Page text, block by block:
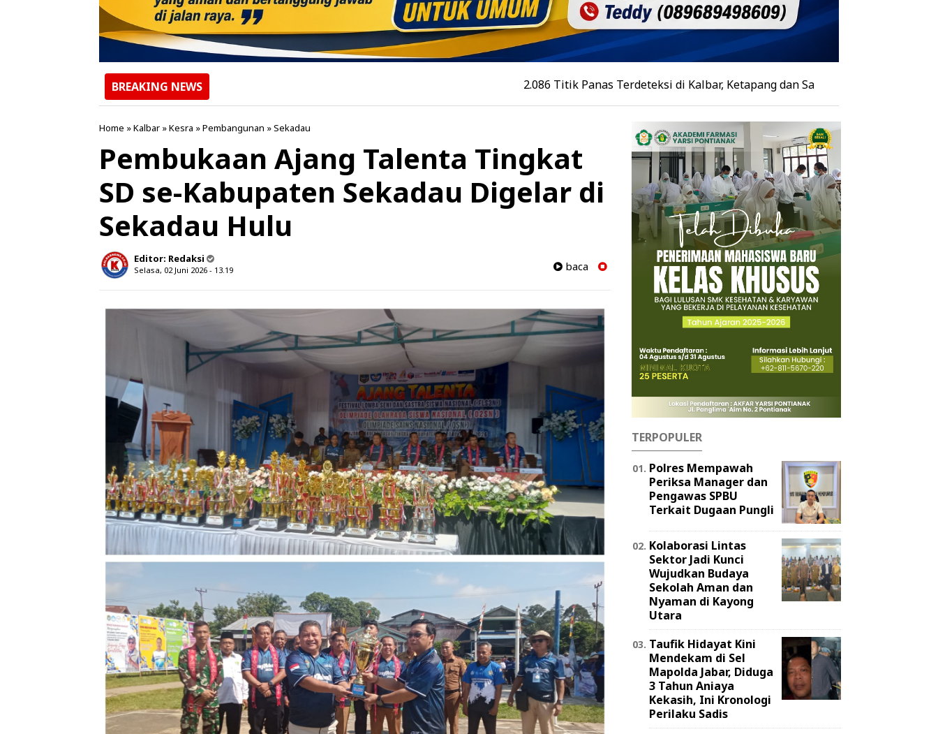
BREAKING NEWS 2.086 Titik Panas Terdeteksi di Kalbar, Ketapang dan Sanggau Jadi Daerah dengan Hotspot
Home »Kalbar »Kesra »Pembangunan »Sekadau
Pembukaan Ajang Talenta Tingkat
SD se-Kabupaten Sekadau Digelar di
Sekadau Hulu
Editor: Redaksi
Selasa, 02 Juni 2026 - 13.19 baca
TERPOPULER
Polres Mempawah
Periksa Manager dan
Pengawas SPBU
Terkait Dugaan Pungli
Kolaborasi Lintas
Sektor Jadi Kunci
Wujudkan Budaya
Sekolah Aman dan
Nyaman di Kayong
Utara
Taufik Hidayat Kini
Mendekam di Sel
Mapolda Jabar, Diduga
3 Tahun Aniaya
Kekasih, Ini Kronologi
Perilaku Sadis